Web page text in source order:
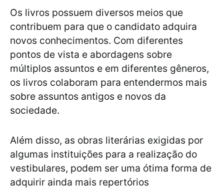
Os livros possuem diversos meios que
contribuem para que o candidato adquira
novos conhecimentos. Com diferentes
pontos de vista e abordagens sobre
múltiplos assuntos e em diferentes gêneros,
os livros colaboram para entendermos mais
sobre assuntos antigos e novos da
sociedade.
Além disso, as obras literárias exigidas por
algumas instituições para a realização do
vestibulares, podem ser uma ótima forma de
adquirir ainda mais repertórios